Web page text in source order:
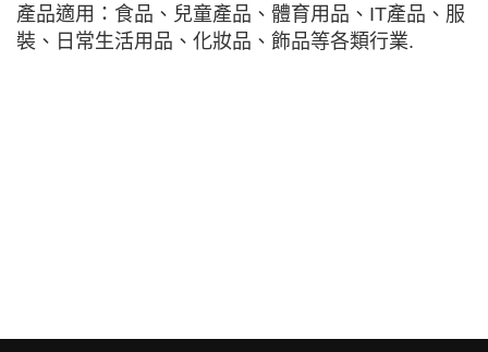
產品適用：食品、兒童產品、體育用品、IT產品、服
裝、日常生活用品、化妝品、飾品等各類行業.